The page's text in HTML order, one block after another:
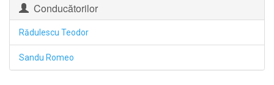
Conducătorilor
Rădulescu Teodor
Sandu Romeo